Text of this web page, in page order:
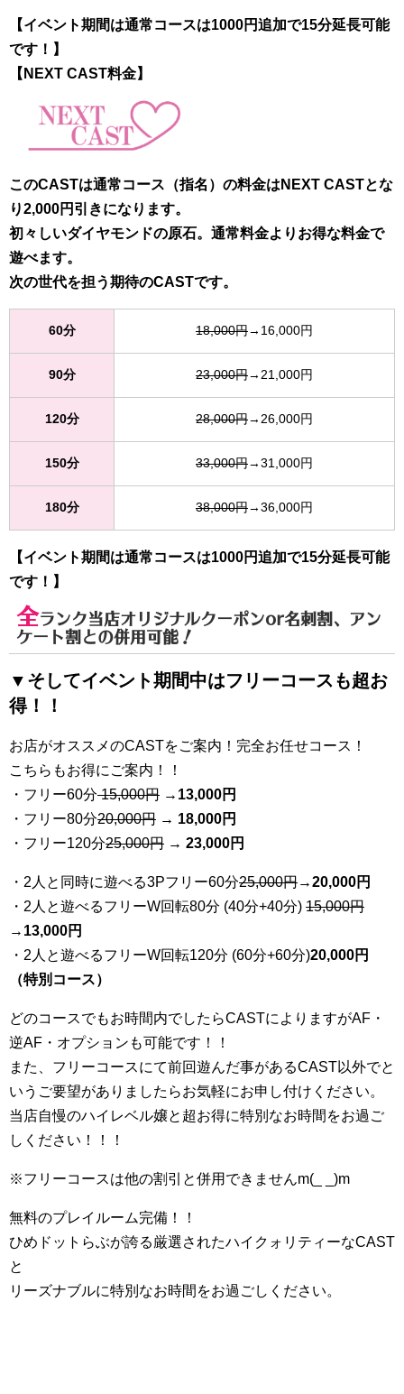
【イベント期間は通常コースは1000円追加で15分延長可能
です！】
【NEXT CAST料金】
このCASTは通常コース（指名）の料金はNEXT CASTとな
り2,000円引きになります。
初々しいダイヤモンドの原石。通常料金よりお得な料金で
遊べます。
次の世代を担う期待のCASTです。
60分 18,000円→16,000円
90分 23,000円→21,000円
120分 28,000円→26,000円
150分 33,000円→31,000円
180分 38,000円→36,000円
【イベント期間は通常コースは1000円追加で15分延長可能
です！】
全ランク当店オリジナルクーポンor名刺割、アン
ケート割との併用可能！
▼そしてイベント期間中はフリーコースも超お
得！！
お店がオススメのCASTをご案内！完全お任せコース！
こちらもお得にご案内！！
・フリー60分15,000円 → 13,000円
・フリー80分20,000円 → 18,000円
・フリー120分25,000円 → 23,000円
・2人と同時に遊べる3Pフリー60分25,000円→20,000円
・2人と遊べるフリーW回転80分 (40分+40分) 15,000円
→ 13,000円
・2人と遊べるフリーW回転120分 (60分+60分)20,000円
（特別コース）
どのコースでもお時間内でしたらCASTによりますがAF・
逆AF・オプションも可能です！！
また、フリーコースにて前回遊んだ事があるCAST以外でと
いうご要望がありましたらお気軽にお申し付けください。
当店自慢のハイレベル嬢と超お得に特別なお時間をお過ご
しください！！！
※フリーコースは他の割引と併用できませんm(_ _)m
無料のプレイルーム完備！！
ひめドットらぶが誇る厳選されたハイクォリティーなCAST
と
リーズナブルに特別なお時間をお過ごしください。